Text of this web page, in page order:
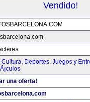
Vendido!
Cultura, Deportes, Juegos y
una oferta!